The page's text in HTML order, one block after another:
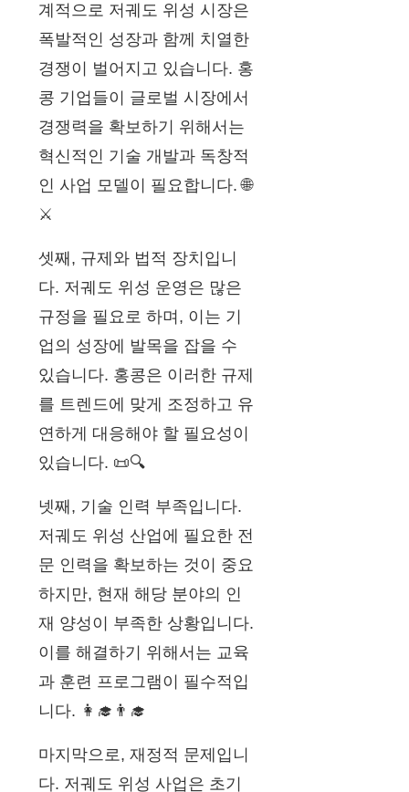
계적으로 저궤도 위성 시장은
폭발적인 성장과 함께 치열한
경쟁이 벌어지고 있습니다. 홍
콩 기업들이 글로벌 시장에서
경쟁력을 확보하기 위해서는
혁신적인 기술 개발과 독창적
인 사업 모델이 필요합니다. 🌐
⚔️
셋째, 규제와 법적 장치입니
다. 저궤도 위성 운영은 많은
규정을 필요로 하며, 이는 기
업의 성장에 발목을 잡을 수
있습니다. 홍콩은 이러한 규제
를 트렌드에 맞게 조정하고 유
연하게 대응해야 할 필요성이
있습니다. 📜🔍
넷째, 기술 인력 부족입니다.
저궤도 위성 산업에 필요한 전
문 인력을 확보하는 것이 중요
하지만, 현재 해당 분야의 인
재 양성이 부족한 상황입니다.
이를 해결하기 위해서는 교육
과 훈련 프로그램이 필수적입
니다. 👩‍🎓👨‍🎓
마지막으로, 재정적 문제입니
다. 저궤도 위성 사업은 초기